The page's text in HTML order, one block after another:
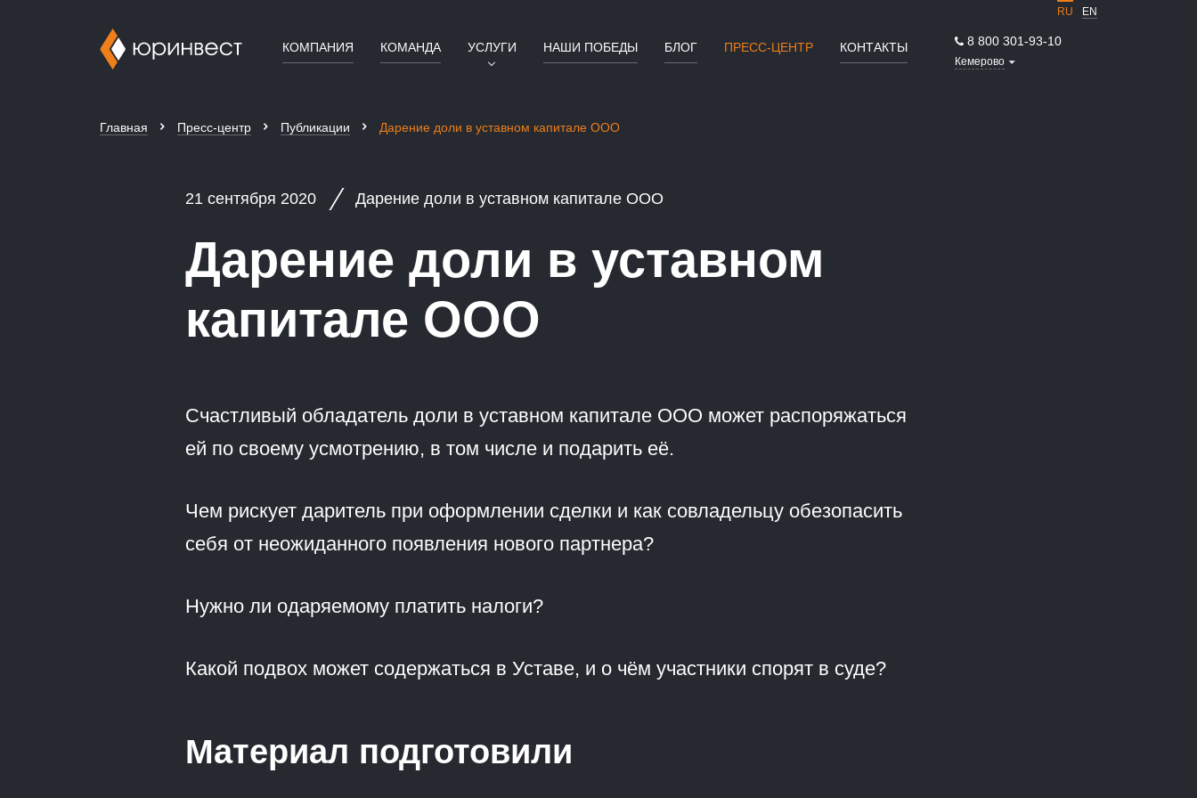
RU EN
КОМПАНИЯ КОМАНДА УСЛУГИ НАШИ ПОБЕДЫ БЛОГ ПРЕСС-ЦЕНТР КОНТАКТЫ 8 800 301-93-10
Кемерово
Главная Пресс-центр Публикации Дарение доли в уставном капитале ООО
21 сентября 2020 Дарение доли в уставном капитале ООО
Дарение доли в уставном
капитале ООО
Счастливый обладатель доли в уставном капитале ООО может распоряжаться
ей по своему усмотрению, в том числе и подарить её.
Чем рискует даритель при оформлении сделки и как совладельцу обезопасить
себя от неожиданного появления нового партнера?
Нужно ли одаряемому платить налоги?
Какой подвох может содержаться в Уставе, и о чём участники спорят в суде?
Материал подготовили